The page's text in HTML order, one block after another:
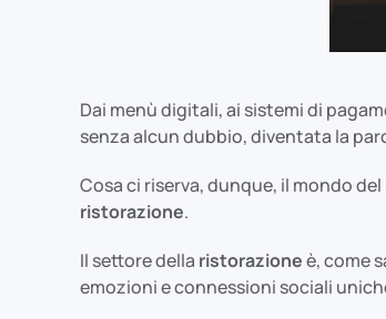
Dai menù digitali, ai sistemi di
senza alcun dubbio, diventata la
Cosa ci riserva, dunque, il mondo del
ristorazione.
Il settore della ristorazioneè, come
emozioni e connessioni sociali